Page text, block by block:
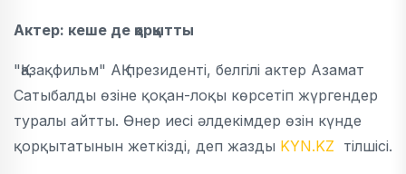
Актер: кеше де қорқытты
"Қазақфильм" АҚ президенті, белгілі актер Азамат
Сатыбалды өзіне қоқан-лоқы көрсетіп жүргендер
туралы айтты. Өнер иесі әлдекімдер өзін күнде
қорқытатынын жеткізді, деп жазды KYN.KZ тілшісі.